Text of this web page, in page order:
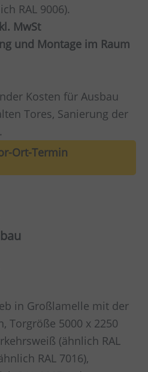
RAL 9006).
MwSt
und Montage im Raum
Kosten für Ausbau
Tores, Sanierung der
Ort-Termin
in Großlamelle mit der
Torgröße 5000 x 2250
(ähnlich RAL
RAL 7016),